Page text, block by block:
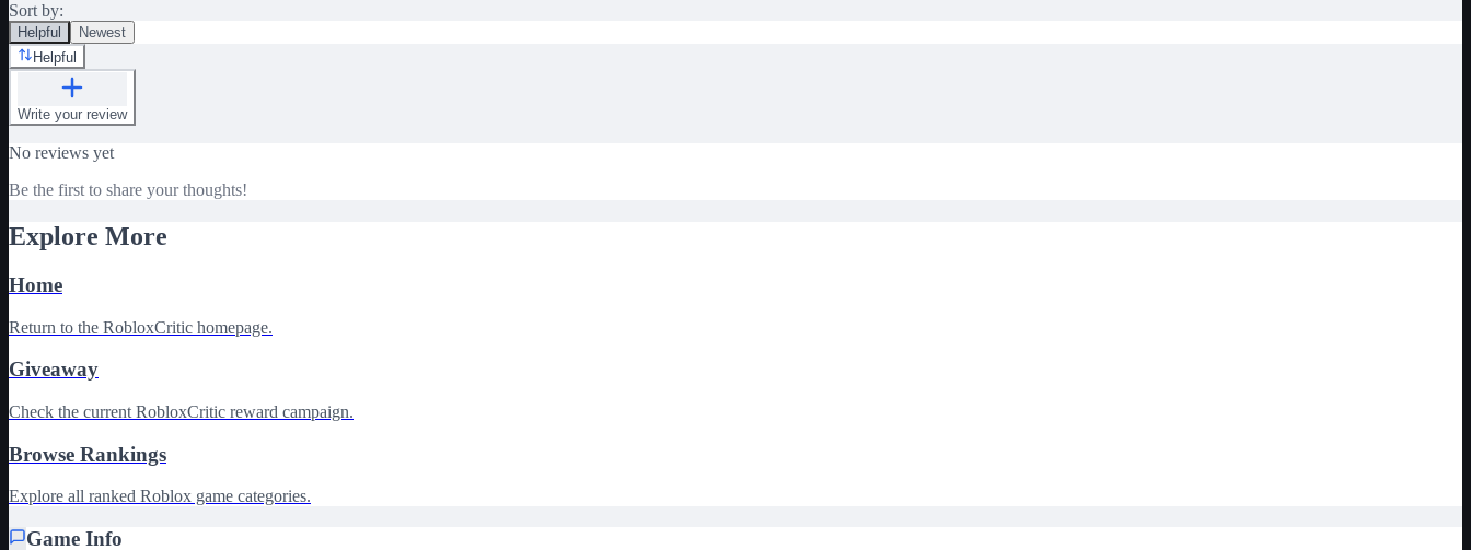
Sort by:
Helpful
Newest
Helpful
Write your review
No reviews yet
Be the first to share your thoughts!
Explore More
Home
Return to the RobloxCritic homepage.
Giveaway
Check the current RobloxCritic reward campaign.
Browse Rankings
Explore all ranked Roblox game categories.
Game Info